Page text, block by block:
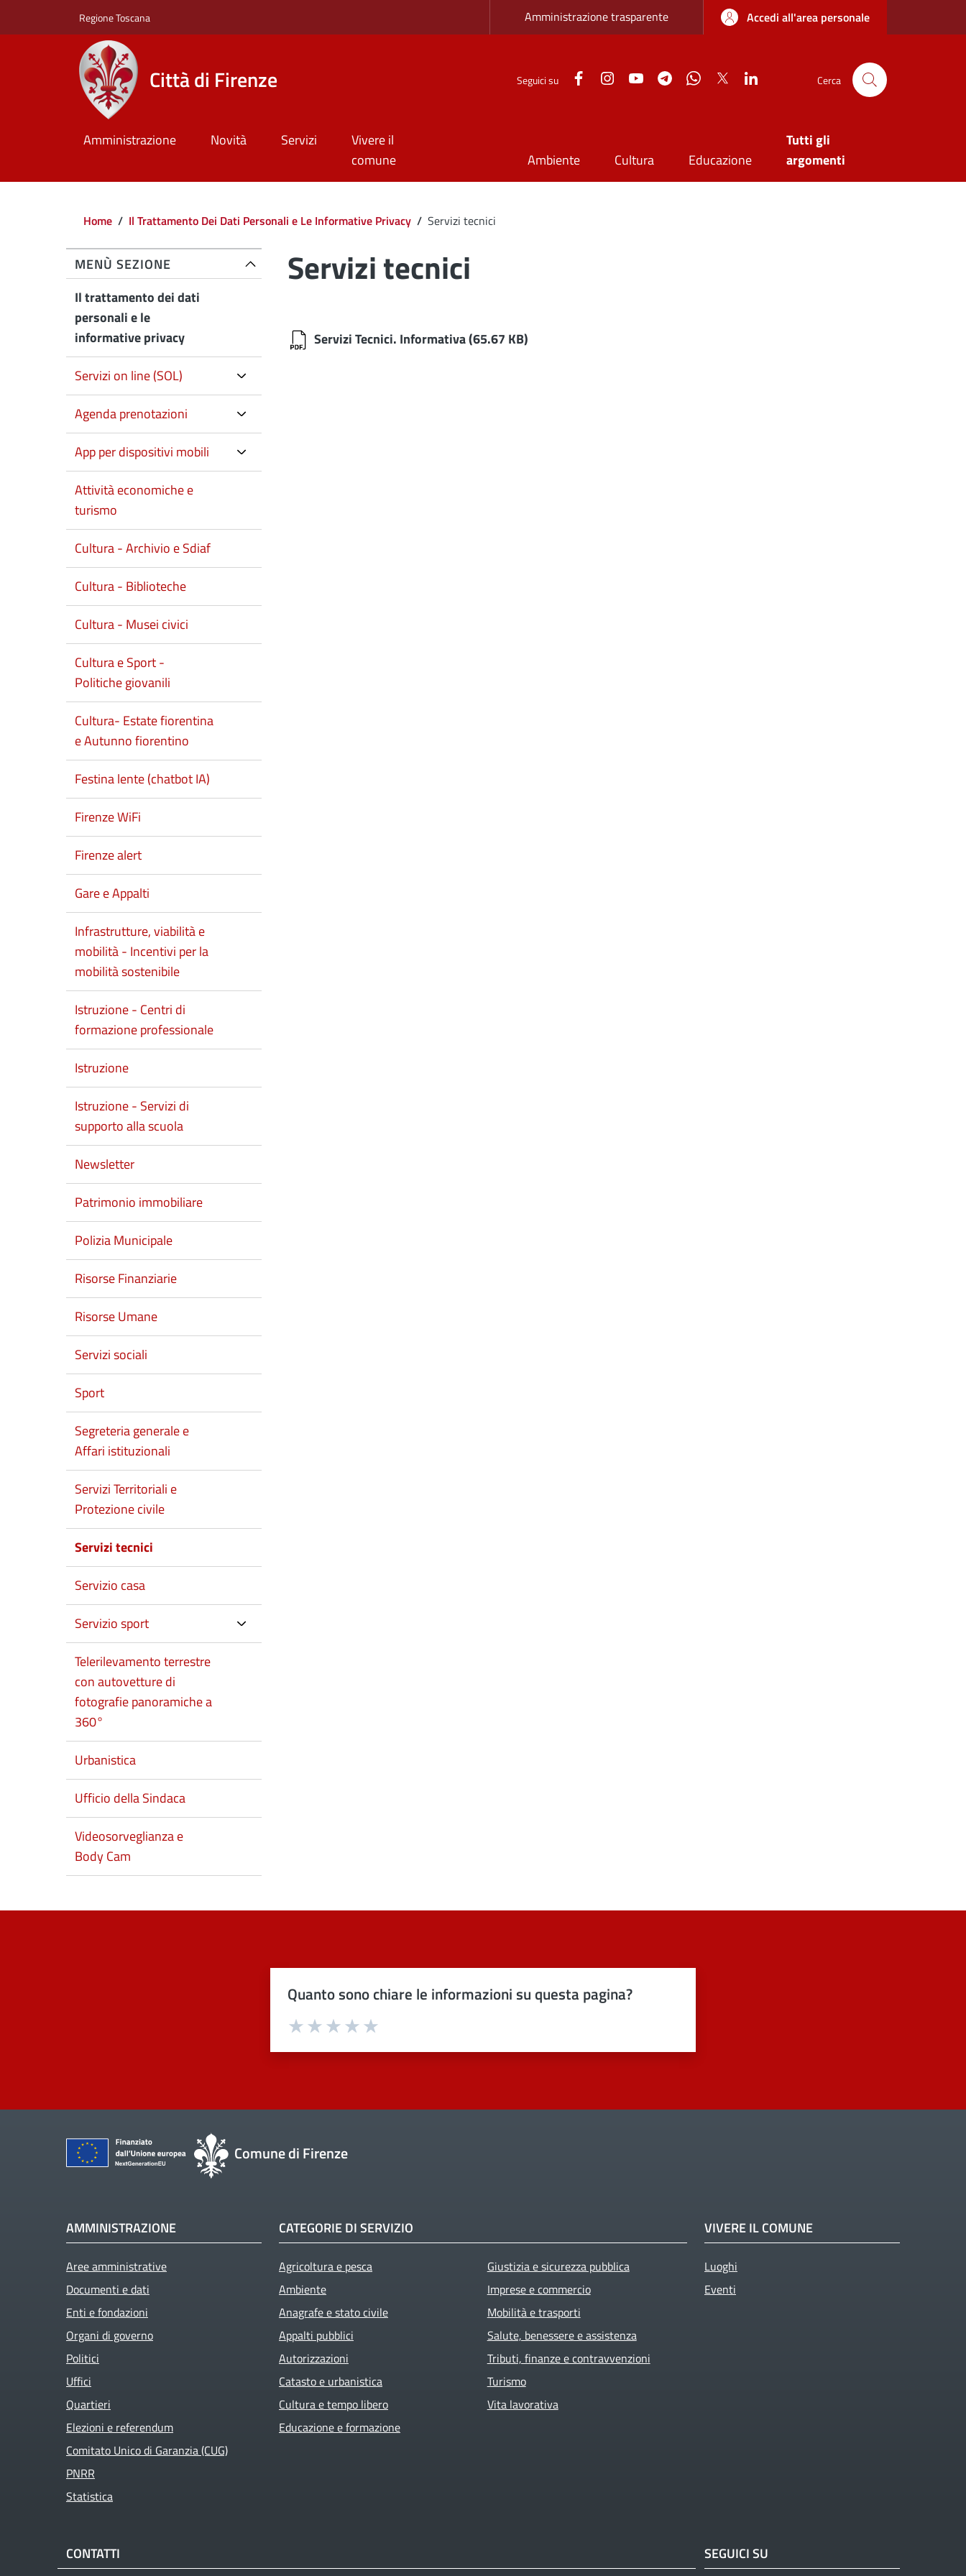
Regione Toscana Zona superiore sottile
Amministrazione trasparente Accedi all'area personale
Città di Firenze Seguici su FacebookInstagramYouTubeTelegramWhatsApp
Twitter Cerca
Amministrazione Novità Servizi
Vivere il
comune
Ambiente Cultura Educazione
Tutti gli
argomenti
Briciole di pane
Home / Il Trattamento Dei Dati Personali e Le Informative Privacy / Servizi tecnici
MENÙ SEZIONE
Il trattamento dei dati
personali e le
informative privacy
Servizi on line (SOL)
Agenda prenotazioni
App per dispositivi mobili
Attività economiche e
turismo
Cultura - Archivio e Sdiaf
Cultura - Biblioteche
Cultura - Musei civici
Cultura e Sport -
Politiche giovanili
Cultura- Estate fiorentina
e Autunno fiorentino
Festina lente (chatbot IA)
Firenze WiFi
Firenze alert
Gare e Appalti
Infrastrutture, viabilità e
mobilità - Incentivi per la
mobilità sostenibile
Istruzione - Centri di
formazione professionale
Istruzione
Istruzione - Servizi di
supporto alla scuola
Newsletter
Patrimonio immobiliare
Polizia Municipale
Risorse Finanziarie
Risorse Umane
Servizi sociali
Sport
Segreteria generale e
Affari istituzionali
Servizi Territoriali e
Protezione civile
Servizi tecnici
Servizio casa
Servizio sport
Telerilevamento terrestre
con autovetture di
fotografie panoramiche a
360°
Urbanistica
Ufficio della Sindaca
Videosorveglianza e
Body Cam
Servizi tecnici
Servizi Tecnici. Informativa(65.67 KB)
Quanto sono chiare le informazioni su questa pagina?
Valuta 4 stelle su 5
Valuta 3 stelle su 5
Valuta 2 stelle su 5
Valuta 1 stelle su 5
Comune di Firenze
AMMINISTRAZIONE
Aree amministrative
Documenti e dati
Enti e fondazioni
Organi di governo
Politici
Uffici
Quartieri
Elezioni e referendum
Comitato Unico di Garanzia (CUG)
PNRR
Statistica
CATEGORIE DI SERVIZIO
Agricoltura e pesca
Ambiente
Anagrafe e stato civile
Appalti pubblici
Autorizzazioni
Catasto e urbanistica
Cultura e tempo libero
Educazione e formazione
Giustizia e sicurezza pubblica
Imprese e commercio
Mobilità e trasporti
Salute, benessere e assistenza
Tributi, finanze e contravvenzioni
Turismo
Vita lavorativa
VIVERE IL COMUNE
Luoghi
Eventi
CONTATTI SEGUICI SU